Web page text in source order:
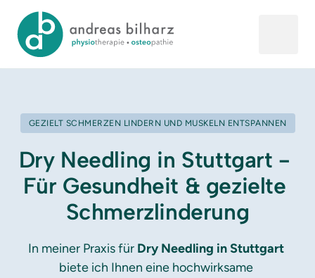
GEZIELT SCHMERZEN LINDERN UND MUSKELN ENTSPANNEN
Dry Needling in Stuttgart -
Für Gesundheit & gezielte
Schmerzlinderung
In meiner Praxis für Dry Needling in Stuttgart
biete ich Ihnen eine hochwirksame